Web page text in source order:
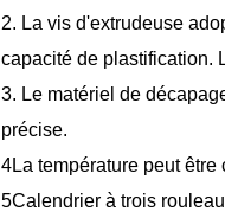
2. La vis d'extrudeuse
capacité de plastification.
3. Le matériel de
précise.
4La température peut être
5Calendrier à trois